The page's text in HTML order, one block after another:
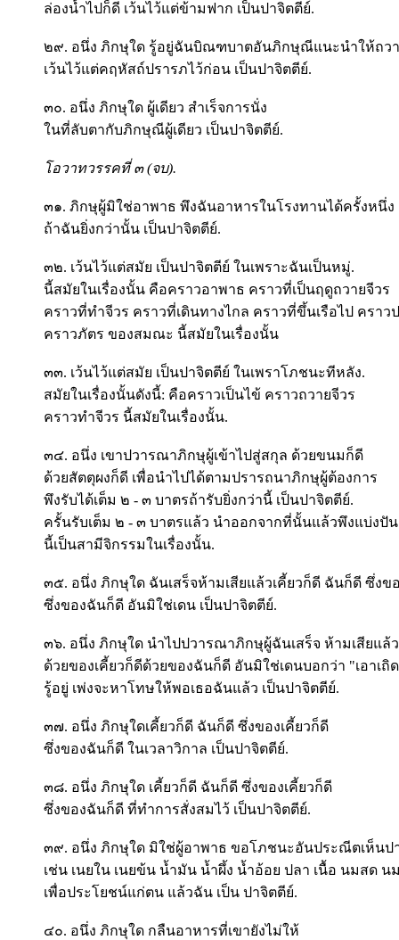
ล่องน้ำไปก็ดี เว้นไว้แต่ข้ามฟาก เป็นปาจิตตีย์.
๒๙. อนึ่ง ภิกษุใด รู้อยู่ฉันบิณฑบาตอันภิกษุณีแนะนำให้ถว
เว้นไว้แต่คฤหัสถ์ปรารภไว้ก่อน เป็นปาจิตตีย์.
๓๐. อนึ่ง ภิกษุใด ผู้เดียว สำเร็จการนั่ง
ในที่ลับตากับภิกษุณีผู้เดียว เป็นปาจิตตีย์.
โอวาทวรรคที่ ๓ (จบ).
๓๑. ภิกษุผู้มิใช่อาพาธ พึงฉันอาหารในโรงทานได้ครั้งหนึ่ง
ถ้าฉันยิ่งกว่านั้น เป็นปาจิตตีย์.
๓๒. เว้นไว้แต่สมัย เป็นปาจิตตีย์ ในเพราะฉันเป็นหมู่.
นี้สมัยในเรื่องนั้น คือคราวอาพาธ คราวที่เป็นฤดูถวายจีวร
คราวที่ทำจีวร คราวที่เดินทางไกล คราวที่ขึ้นเรือไป ครา
คราวภัตร ของสมณะ นี้สมัยในเรื่องนั้น
๓๓. เว้นไว้แต่สมัย เป็นปาจิตตีย์ ในเพราโภชนะทีหลัง.
สมัยในเรื่องนั้นดังนี้: คือคราวเป็นไข้ คราวถวายจีวร
คราวทำจีวร นี้สมัยในเรื่องนั้น.
๓๔. อนึ่ง เขาปวารณาภิกษุผู้เข้าไปสู่สกุล ด้วยขนมก็ดี
ด้วยสัตตุผงก็ดี เพื่อนำไปได้ตามปรารถนาภิกษุผู้ต้องการ
พึงรับได้เต็ม ๒ - ๓ บาตรถ้ารับยิ่งกว่านี้ เป็นปาจิตตีย์.
ครั้นรับเต็ม ๒ - ๓ บาตรแล้ว นำออกจากที่นั้นแล้วพึงแบ่งปั
นี้เป็นสามีจิกรรมในเรื่องนั้น.
๓๕. อนึ่ง ภิกษุใด ฉันเสร็จห้ามเสียแล้วเคี้ยวก็ดี ฉันก็ดี ซึ่งข
ซึ่งของฉันก็ดี อันมิใช่เดน เป็นปาจิตตีย์.
๓๖. อนึ่ง ภิกษุใด นำไปปวารณาภิกษุผู้ฉันเสร็จ ห้ามเสียแล้ว
ด้วยของเคี้ยวก็ดีด้วยของฉันก็ดี อันมิใช่เดนบอกว่า "เอาเ
รู้อยู่ เพ่งจะหาโทษให้พอเธอฉันแล้ว เป็นปาจิตตีย์.
๓๗. อนึ่ง ภิกษุใดเคี้ยวก็ดี ฉันก็ดี ซึ่งของเคี้ยวก็ดี
ซึ่งของฉันก็ดี ในเวลาวิกาล เป็นปาจิตตีย์.
๓๘. อนึ่ง ภิกษุใด เคี้ยวก็ดี ฉันก็ดี ซึ่งของเคี้ยวก็ดี
ซึ่งของฉันก็ดี ที่ทำการสั่งสมไว้ เป็นปาจิตตีย์.
๓๙. อนึ่ง ภิกษุใด มิใช่ผู้อาพาธ ขอโภชนะอันประณีตเห็นป
เช่น เนยใน เนยข้น น้ำมัน น้ำผึ้ง น้ำอ้อย ปลา เนื้อ นมสด น
เพื่อประโยชน์แก่ตน แล้วฉัน เป็น ปาจิตตีย์.
๔๐. อนึ่ง ภิกษุใด กลืนอาหารที่เขายังไม่ให้